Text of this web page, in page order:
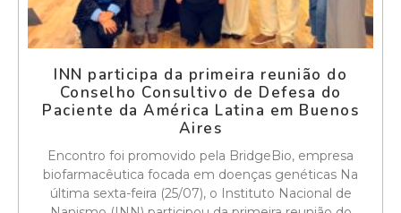
INN participa da primeira reunião do
Conselho Consultivo de Defesa do
Paciente da América Latina em Buenos
Aires
Encontro foi promovido pela BridgeBio, empresa
biofarmacêutica focada em doenças genéticas Na
última sexta-feira (25/07), o Instituto Nacional de